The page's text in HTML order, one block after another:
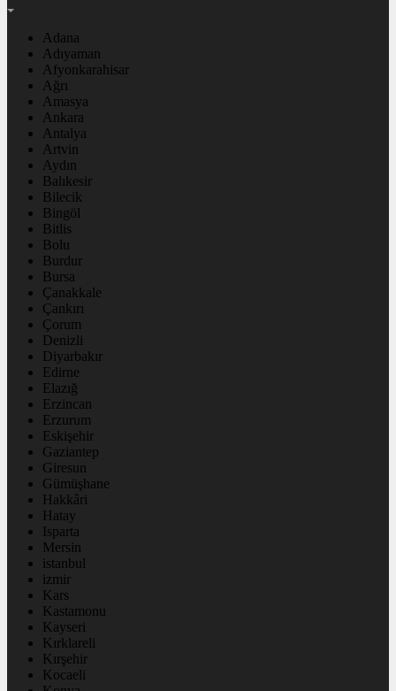
Adana
Adıyaman
Afyonkarahisar
Ağrı
Amasya
Ankara
Antalya
Artvin
Aydın
Balıkesir
Bilecik
Bingöl
Bitlis
Bolu
Burdur
Bursa
Çanakkale
Çankırı
Çorum
Denizli
Diyarbakır
Edirne
Elazığ
Erzincan
Erzurum
Eskişehir
Gaziantep
Giresun
Gümüşhane
Hakkâri
Hatay
Isparta
Mersin
istanbul
izmir
Kars
Kastamonu
Kayseri
Kırklareli
Kırşehir
Kocaeli